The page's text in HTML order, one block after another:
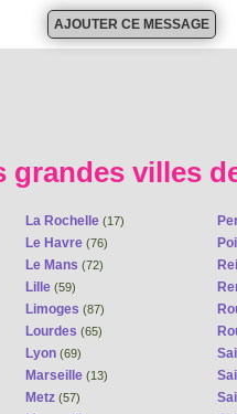
grandes villes
La Rochelle (17)
Le Havre (76)
Le Mans (72)
Lille (59)
Limoges (87)
Lourdes (65)
Lyon (69)
Marseille (13)
Metz (57)